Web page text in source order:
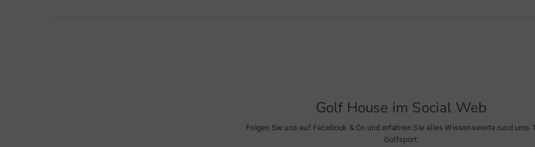
Golf House im Social Web
Folgen Sie uns auf Facebook & Co und erfahren Sie alles Wissenswerte rund ums
Golfsport.